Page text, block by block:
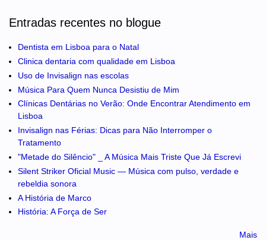
Entradas recentes no blogue
Dentista em Lisboa para o Natal
Clinica dentaria com qualidade em Lisboa
Uso de Invisalign nas escolas
Música Para Quem Nunca Desistiu de Mim
Clínicas Dentárias no Verão: Onde Encontrar Atendimento em
Lisboa
Invisalign nas Férias: Dicas para Não Interromper o
Tratamento
"Metade do Silêncio" _ A Música Mais Triste Que Já Escrevi
Silent Striker Oficial Music — Música com pulso, verdade e
rebeldia sonora
A História de Marco
História: A Força de Ser
Mais